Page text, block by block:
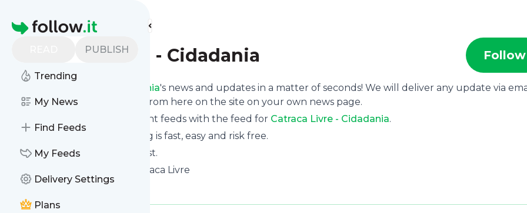
Homepage
PUBLISH
Trending
My News
Find Feeds
My Feeds
Delivery Settings
Plans
Find more feeds
Catraca Livre - Cidadania Follow
Catraca Livre - Cidadania's news and updates in a matter of seconds! We will deliver any update via
phone or you can read them from here on the site on your own news page.
You can even combine different feeds with the feed for Catraca Livre - Cidadania.
Subscribing and unsubscribing is fast, easy and risk free.
The whole service is free of cost.
: Catraca Livre
Is this your feed?
Claim it